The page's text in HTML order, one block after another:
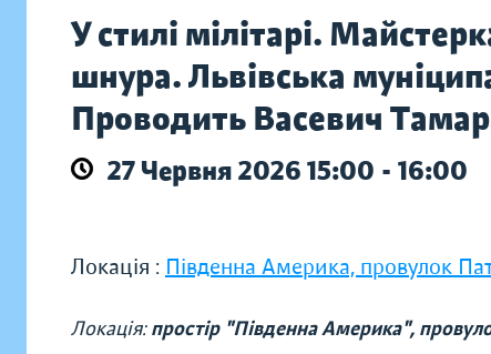
У стилі мілітарі.
шнура. Львівська
Проводить Васевич
27 Червня 2026 15:00 - 16:00
Локація : Південна Америка, провулок
Локація:простір "Південна Америка",